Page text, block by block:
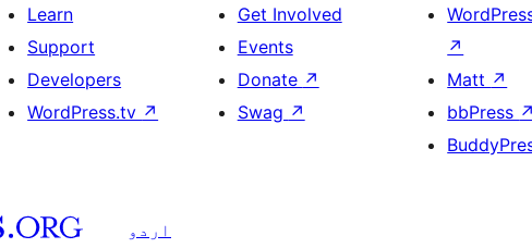
Learn
Support
Developers
WordPress.tv ↗
Get Involved
Events
Donate ↗
Swag ↗
↗
Matt ↗
bbPress ↗
اردو